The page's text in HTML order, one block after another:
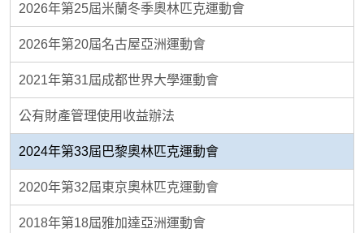
2026年第25屆米蘭冬季奧林匹克運動會
2026年第20屆名古屋亞洲運動會
2021年第31屆成都世界大學運動會
公有財產管理使用收益辦法
2024年第33屆巴黎奧林匹克運動會
2020年第32屆東京奧林匹克運動會
2018年第18屆雅加達亞洲運動會